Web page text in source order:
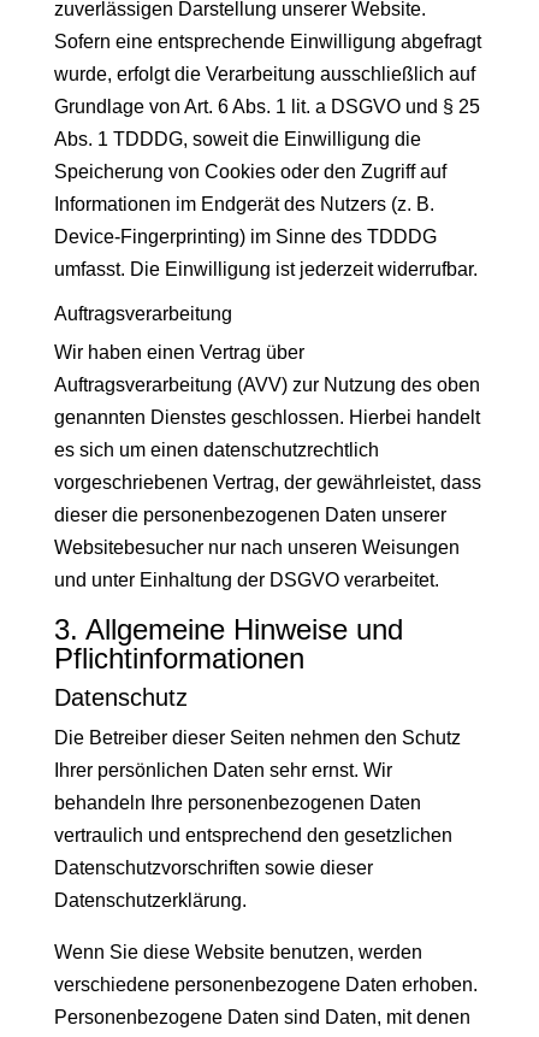
zuverlässigen Darstellung unserer Website.
Sofern eine entsprechende Einwilligung abgefragt
wurde, erfolgt die Verarbeitung ausschließlich auf
Grundlage von Art. 6 Abs. 1 lit. a DSGVO und § 25
Abs. 1 TDDDG, soweit die Einwilligung die
Speicherung von Cookies oder den Zugriff auf
Informationen im Endgerät des Nutzers (z. B.
Device-Fingerprinting) im Sinne des TDDDG
umfasst. Die Einwilligung ist jederzeit widerrufbar.
Auftragsverarbeitung
Wir haben einen Vertrag über
Auftragsverarbeitung (AVV) zur Nutzung des oben
genannten Dienstes geschlossen. Hierbei handelt
es sich um einen datenschutzrechtlich
vorgeschriebenen Vertrag, der gewährleistet, dass
dieser die personenbezogenen Daten unserer
Websitebesucher nur nach unseren Weisungen
und unter Einhaltung der DSGVO verarbeitet.
3. Allgemeine Hinweise und
Pflicht­informationen
Datenschutz
Die Betreiber dieser Seiten nehmen den Schutz
Ihrer persönlichen Daten sehr ernst. Wir
behandeln Ihre personenbezogenen Daten
vertraulich und entsprechend den gesetzlichen
Datenschutzvorschriften sowie dieser
Datenschutzerklärung.
Wenn Sie diese Website benutzen, werden
verschiedene personenbezogene Daten erhoben.
Personenbezogene Daten sind Daten, mit denen